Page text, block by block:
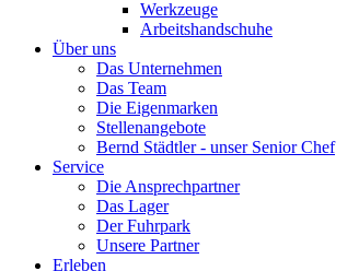
Werkzeuge
Arbeitshandschuhe
Über uns
Das Unternehmen
Das Team
Die Eigenmarken
Stellenangebote
Bernd Städtler - unser Senior Chef
Service
Die Ansprechpartner
Das Lager
Der Fuhrpark
Unsere Partner
Erleben